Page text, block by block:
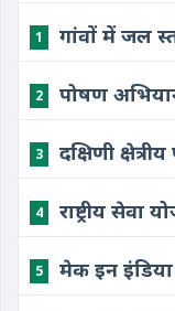
1 गांवों में जल
2 पोषण
3 दक्षिणी
4 राष्ट्रीय सेवा
5 मेक इन इंडिया